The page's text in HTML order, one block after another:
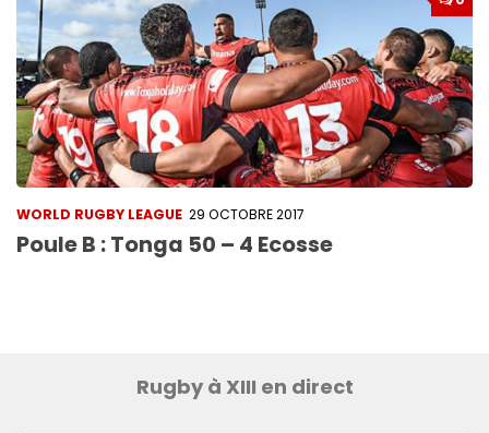
WORLD RUGBY LEAGUE 29 OCTOBRE 2017
Poule B : Tonga 50 – 4 Ecosse
Rugby à XIII en direct